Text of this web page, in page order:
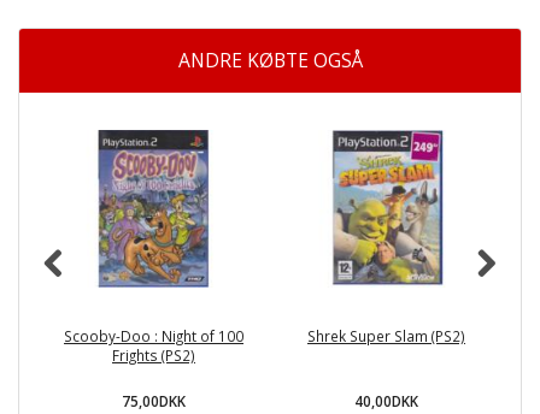
ANDRE KØBTE OGSÅ
Scooby-Doo : Night of 100
Frights (PS2)
75,00DKK
Shrek Super Slam (PS2)
40,00DKK